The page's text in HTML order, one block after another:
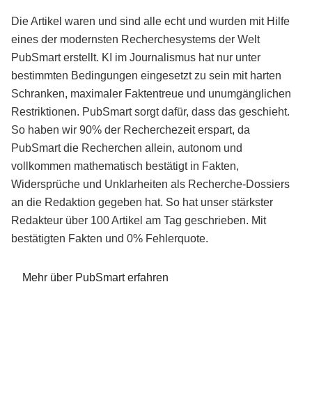
Die Artikel waren und sind alle echt und wurden mit Hilfe
eines der modernsten Recherchesystems der Welt
PubSmart erstellt. KI im Journalismus hat nur unter
bestimmten Bedingungen eingesetzt zu sein mit harten
Schranken, maximaler Faktentreue und unumgänglichen
Restriktionen. PubSmart sorgt dafür, dass das geschieht.
So haben wir 90% der Recherchezeit erspart, da
PubSmart die Recherchen allein, autonom und
vollkommen mathematisch bestätigt in Fakten,
Widersprüche und Unklarheiten als Recherche-Dossiers
an die Redaktion gegeben hat. So hat unser stärkster
Redakteur über 100 Artikel am Tag geschrieben. Mit
bestätigten Fakten und 0% Fehlerquote.
Mehr über PubSmart erfahren